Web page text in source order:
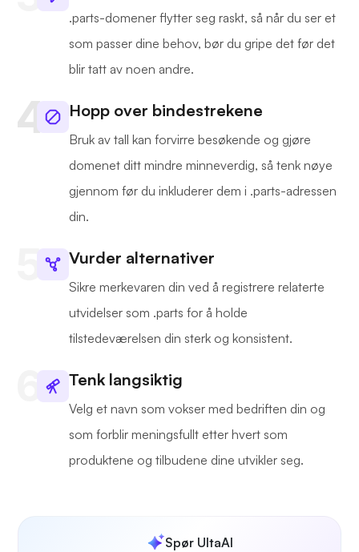
.parts-domener flytter seg raskt, så når du ser et
som passer dine behov, bør du gripe det før det
blir tatt av noen andre.
Hopp over bindestrekene
Bruk av tall kan forvirre besøkende og gjøre
domenet ditt mindre minneverdig, så tenk nøye
gjennom før du inkluderer dem i .parts-adressen
din.
Vurder alternativer
Sikre merkevaren din ved å registrere relaterte
utvidelser som .parts for å holde
tilstedeværelsen din sterk og konsistent.
Tenk langsiktig
Velg et navn som vokser med bedriften din og
som forblir meningsfullt etter hvert som
produktene og tilbudene dine utvikler seg.
Spør UltaAI